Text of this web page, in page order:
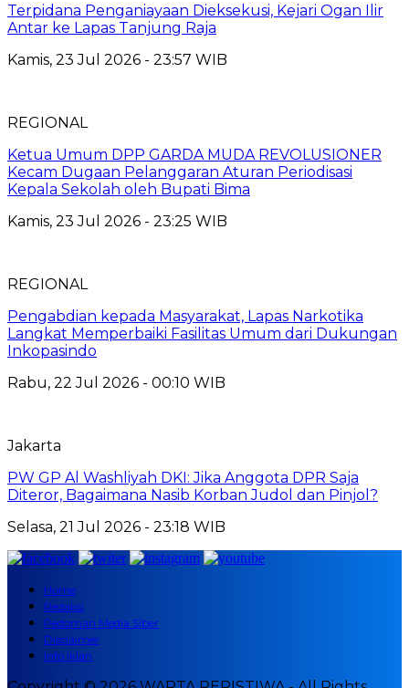
Terpidana Penganiayaan Dieksekusi, Kejari Ogan Ilir
Antar ke Lapas Tanjung Raja
Kamis, 23 Jul 2026 - 23:57 WIB
REGIONAL
Ketua Umum DPP GARDA MUDA REVOLUSIONER
Kecam Dugaan Pelanggaran Aturan Periodisasi
Kepala Sekolah oleh Bupati Bima
Kamis, 23 Jul 2026 - 23:25 WIB
REGIONAL
Pengabdian kepada Masyarakat, Lapas Narkotika
Langkat Memperbaiki Fasilitas Umum dari Dukungan
Inkopasindo
Rabu, 22 Jul 2026 - 00:10 WIB
Jakarta
PW GP Al Washliyah DKI: Jika Anggota DPR Saja
Diteror, Bagaimana Nasib Korban Judol dan Pinjol?
Selasa, 21 Jul 2026 - 23:18 WIB
Home
Redaksi
Pedoman Media Siber
Disclaimer
Info Iklan